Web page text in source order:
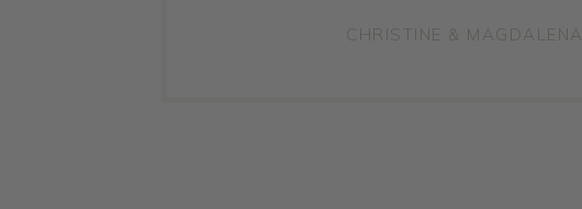
CHRISTINE & MAGDALENA